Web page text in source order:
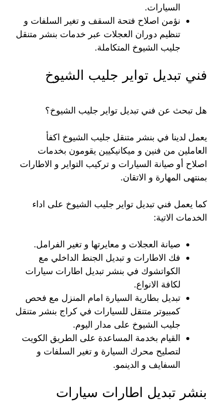
السيارات.
نؤمن اصلاح فتحة السقف و تغير السلفات و
تنظيم دوران العجلات عبر خدمات بنشر متنقل
جليب الشيوخ المتكاملة.
فني تبديل تواير جليب الشيوخ
هل تبحث عن فني تبديل تواير جليب الشيوخ؟
يعمل لدينا في بنشر متنقل جليب الشيوخ اكفأ
العاملين من فنين و ميكانيكيين يقومون بخدمات
اصلاح أو صيانة السيارات و تركيب التواير و الاطارات
بمنتهى المهارة و الاتقان.
كما يعمل فني تبديل تواير جليب الشيوخ على اداء
الخدمات الاتية:
صيانة العجلات و معايرتها و تغير الفرامل.
فك الاطارات و تبديل الجنط الداخلي مع
الكواتشوك في بنشر تبديل اطارات سيارات
لكافة الانواع.
تبديل بطارية السيارة امام المنزل مع فحص
كمبيوتر متنقل للسيارات في كراج بنشر متنقل
جليب الشيوخ على مدار اليوم.
القيام بخدمة المساعدة على الطريق الكويت
لتصليح محرك السيارة و تغير السلفات و
السفايف و الدينمو.
بنشر تبديل اطارات سيارات